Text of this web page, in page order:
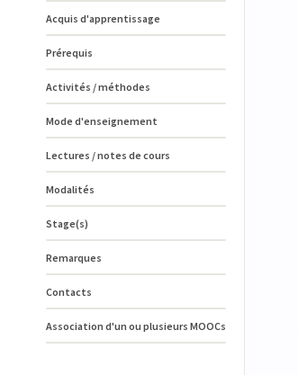
Acquis d'apprentissage
Prérequis
Activités / méthodes
Mode d'enseignement
Lectures / notes de cours
Modalités
Stage(s)
Remarques
Contacts
Association d'un ou plusieurs MOOCs